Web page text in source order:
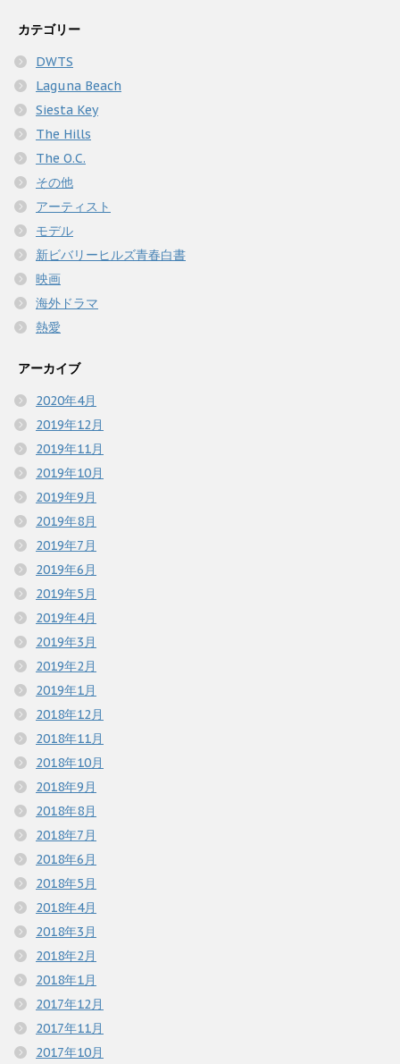
カテゴリー
DWTS
Laguna Beach
Siesta Key
The Hills
The O.C.
その他
アーティスト
モデル
新ビバリーヒルズ青春白書
映画
海外ドラマ
熱愛
アーカイブ
2020年4月
2019年12月
2019年11月
2019年10月
2019年9月
2019年8月
2019年7月
2019年6月
2019年5月
2019年4月
2019年3月
2019年2月
2019年1月
2018年12月
2018年11月
2018年10月
2018年9月
2018年8月
2018年7月
2018年6月
2018年5月
2018年4月
2018年3月
2018年2月
2018年1月
2017年12月
2017年11月
2017年10月